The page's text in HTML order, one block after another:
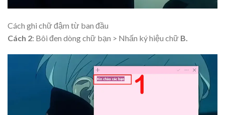
Cách ghi chữ đậm từ ban đầu
Cách 2: Bôi đen dòng chữ bạn > Nhấn ký hiệu chữ B.